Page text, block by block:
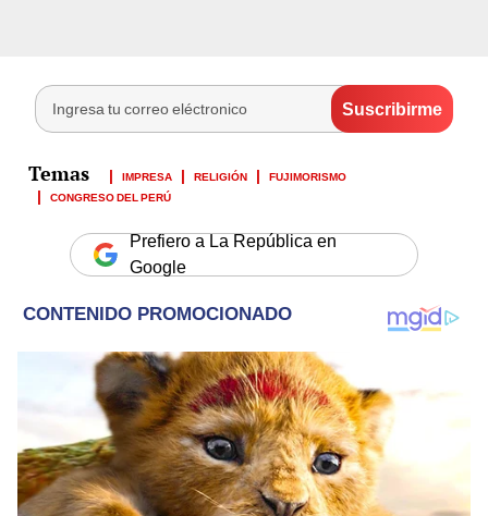
IMPRESA RELIGIÓN
FUJIMORISMO
CONGRESO DEL PERÚ
Prefiero a La República en
Google